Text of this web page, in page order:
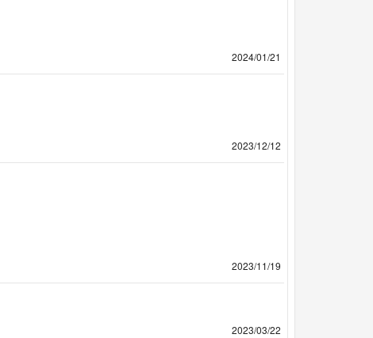
2024/01/21
2023/12/12
2023/11/19
2023/03/22